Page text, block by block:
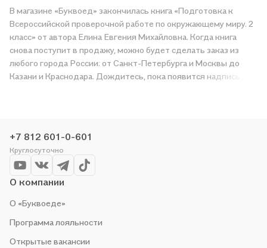
В магазине «Буквоед» закончилась книга «Подготовка к
Всероссийской проверочной работе по окружающему миру. 2
класс» от автора Елина Евгения Михайловна. Когда книга
снова поступит в продажу, можно будет сделать заказ из
любого города России: от Санкт-Петербурга и Москвы до
Казани и Краснодара. Дождитесь, пока появится надпись
понравившуюся историю по приятной цене. Например,
организуем конкурсы и проводим акции. Оставайтесь с нами,
чтобы не упустить выгоду!
+7 812 601-0-601
Круглосуточно
О компании
О «Буквоеде»
Программа лояльности
Открытые вакансии